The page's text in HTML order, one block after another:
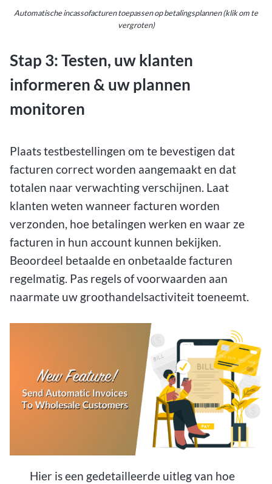
Automatische incassofacturen toepassen op betalingsplannen (klik om te
vergroten)
Stap 3: Testen, uw klanten
informeren & uw plannen
monitoren
Plaats testbestellingen om te bevestigen dat
facturen correct worden aangemaakt en dat
totalen naar verwachting verschijnen. Laat
klanten weten wanneer facturen worden
verzonden, hoe betalingen werken en waar ze
facturen in hun account kunnen bekijken.
Beoordeel betaalde en onbetaalde facturen
regelmatig. Pas regels of voorwaarden aan
naarmate uw groothandelsactiviteit toeneemt.
Hier is een gedetailleerde uitleg van hoe